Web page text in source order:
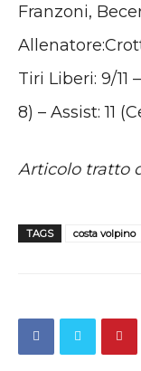
Franzoni,
Tiri Liberi: 9/11
8) – Assist: 11
Articolo tratto
TAGS costa volpino